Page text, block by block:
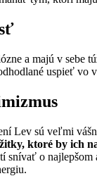
a majú v sebe
uspieť vo
Lev sú veľmi
ktoré by ich
snívať o